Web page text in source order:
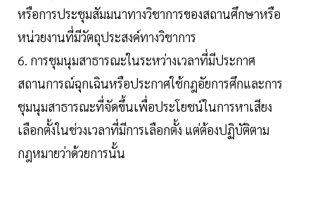
หรือการประชุมสัมมนาทางวิชาการของสถานศึกษาหรือ
หน่วยงานที่มีวัตถุประสงค์ทางวิชาการ
6. การชุมนุมสาธารณะในระหว่างเวลาที่มีประกาศ
สถานการณ์ฉุกเฉินหรือประกาศใช้กฎอัยการศึกและการ
ชุมนุมสาธารณะที่จัดขึ้นเพื่อประโยชน์ในการหาเสียง
เลือกตั้งในช่วงเวลาที่มีการเลือกตั้ง แต่ต้องปฏิบัติตาม
กฎหมายว่าด้วยการนั้น